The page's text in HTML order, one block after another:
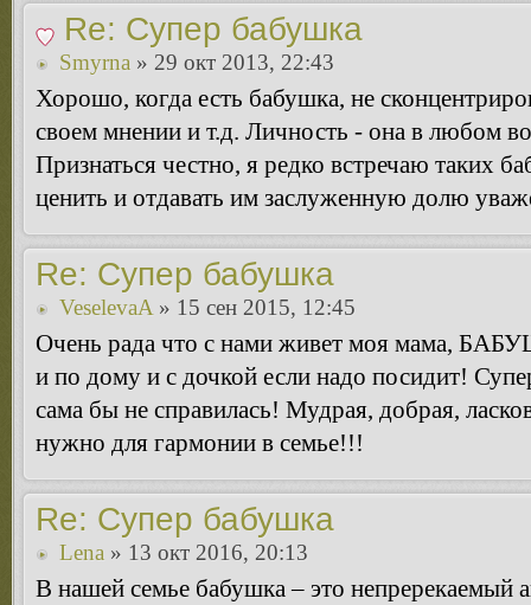
Re: Супер бабушка
Smyrna » 29 окт 2013, 22:43
Хорошо, когда есть бабушка, не
своем мнении и т.д. Личность - она в любом
Признаться честно, я редко встречаю таких
ценить и отдавать им заслуженную долю
Re: Супер бабушка
VeselevaA » 15 сен 2015, 12:45
Очень рада что с нами живет моя мама,
и по дому и с дочкой если надо посидит!
сама бы не справилась! Мудрая, добрая,
нужно для гармонии в семье!!!
Re: Супер бабушка
Lena » 13 окт 2016, 20:13
В нашей семье бабушка – это непререкаемый